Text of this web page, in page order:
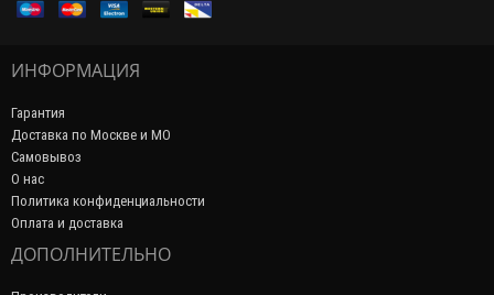
ИНФОРМАЦИЯ
Гарантия
Доставка по Москве и МО
Самовывоз
О нас
Политика конфиденциальности
Оплата и доставка
ДОПОЛНИТЕЛЬНО